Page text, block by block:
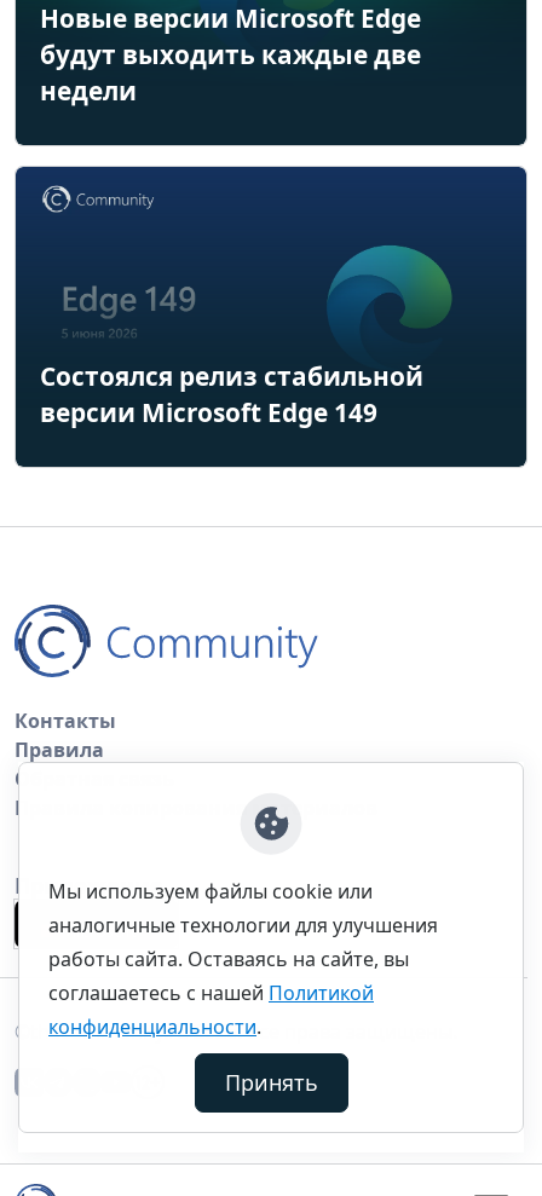
Новые версии Microsoft Edge
будут выходить каждые две
недели
Состоялся релиз стабильной
версии Microsoft Edge 149
Контакты
Правила
Обратная связь
Правила копирования материалов
Приложение
©thecommunity.ru 2026. Все права защищены.
Мы используем файлы cookie или
аналогичные технологии для улучшения
работы сайта. Оставаясь на сайте, вы
соглашаетесь с нашей Политикой
конфиденциальности.
Принять